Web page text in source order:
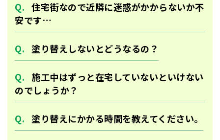
住宅街なので近隣に迷惑がかからないか不
安です…
塗り替えしないとどうなるの？
施工中はずっと在宅していないといけない
のでしょうか？
塗り替えにかかる時間を教えてください。